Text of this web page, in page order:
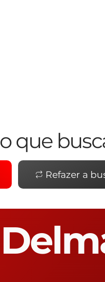
o que
Refazer a